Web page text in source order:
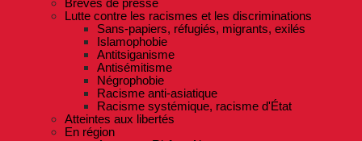
Brèves de presse
Lutte contre les racismes et les discriminations
Sans-papiers, réfugiés, migrants, exilés
Islamophobie
Antitsiganisme
Antisémitisme
Négrophobie
Racisme anti-asiatique
Racisme systémique, racisme d'État
Atteintes aux libertés
En région